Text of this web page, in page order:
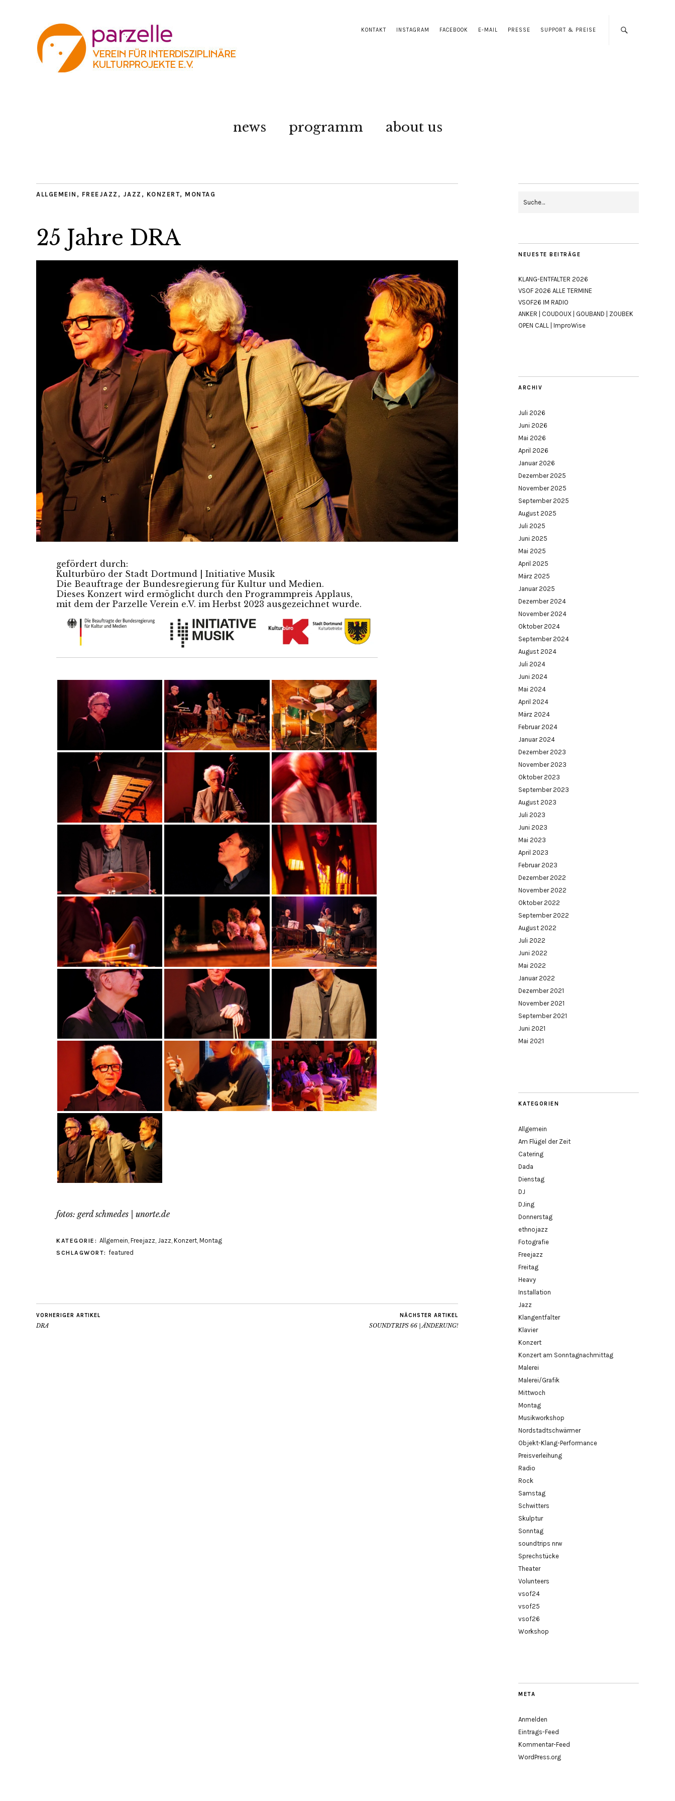
KONTAKT INSTAGRAM FACEBOOK E-MAIL PRESSE SUPPORT & PREISE
news programm about us
ALLGEMEIN , FREEJAZZ , JAZZ , KONZERT, MONTAG
25 Jahre DRA
gefördert durch:
Kulturbüro der Stadt Dortmund | Initiative Musik
Die Beauftrage der Bundesregierung für Kultur und Medien.
Dieses Konzert wird ermöglicht durch den Programmpreis Applaus,
mit dem der Parzelle Verein e.V. im Herbst 2023 ausgezeichnet wurde.
fotos: gerd schmedes unorte.de
KATEGORIE: Allgemein, Freejazz, Jazz, Konzert, Montag
SCHLAGWORT: featured
VORHERIGER ARTIKEL
DRA
NÄCHSTER ARTIKEL
SOUNDTRIPS 66 | ÄNDERUNG!
NEUESTE BEITRÄGE
KLANG-ENTFALTER 2026
VSOF 2026 ALLE TERMINE
VSOF26 IM RADIO
ANKER | COUDOUX | GOUBAND | ZOUBEK
OPEN CALL | ImproWise
ARCHIV
Juli 2026
Juni 2026
Mai 2026
April 2026
Januar 2026
Dezember 2025
November 2025
September 2025
August 2025
Juli 2025
Juni 2025
Mai 2025
April 2025
März 2025
Januar 2025
Dezember 2024
November 2024
Oktober 2024
September 2024
August 2024
Juli 2024
Juni 2024
Mai 2024
April 2024
März 2024
Februar 2024
Januar 2024
Dezember 2023
November 2023
Oktober 2023
September 2023
August 2023
Juli 2023
Juni 2023
Mai 2023
April 2023
Februar 2023
Dezember 2022
November 2022
Oktober 2022
September 2022
August 2022
Juli 2022
Juni 2022
Mai 2022
Januar 2022
Dezember 2021
November 2021
September 2021
Juni 2021
Mai 2021
KATEGORIEN
Allgemein
Am Flügel der Zeit
Catering
Dada
Dienstag
DJ
DJing
Donnerstag
ethnojazz
Fotografie
Freejazz
Freitag
Heavy
Installation
Jazz
Klangentfalter
Klavier
Konzert
Konzert am Sonntagnachmittag
Malerei
Malerei/Grafik
Mittwoch
Montag
Musikworkshop
Nordstadtschwärmer
Objekt-Klang-Performance
Preisverleihung
Radio
Rock
Samstag
Schwitters
Skulptur
Sonntag
soundtrips nrw
Sprechstücke
Theater
Volunteers
vsof24
vsof25
vsof26
Workshop
META
Anmelden
Eintrags-Feed
Kommentar-Feed
WordPress.org